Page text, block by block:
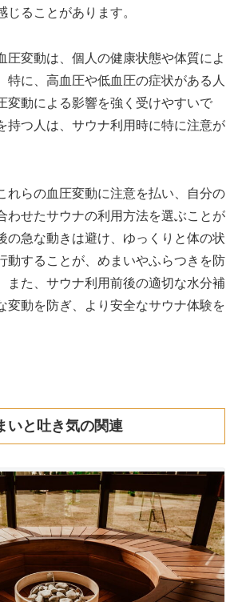
じることがあります。
圧変動は、個人の健康状態や体質によ
特に、高血圧や低血圧の症状がある人
変動による影響を強く受けやすいで
持つ人は、サウナ利用時に特に注意が
れらの血圧変動に注意を払い、自分の
わせたサウナの利用方法を選ぶことが
の急な動きは避け、ゆっくりと体の状
動することが、めまいやふらつきを防
また、サウナ利用前後の適切な水分補
変動を防ぎ、より安全なサウナ体験を
いと吐き気の関連